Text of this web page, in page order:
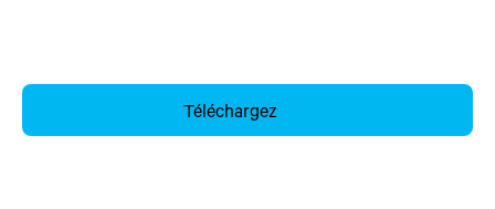
Téléchargez